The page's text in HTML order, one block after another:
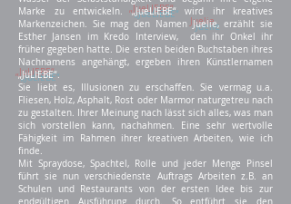
Marke zu entwickeln.„JueLIEBE“wird ihr kreatives
Markenzeichen. Sie mag den NamenJuelie, erzählt sie
Esther Jansen im Kredo Interview, den ihr Onkel ihr
früher gegeben hatte. Die ersten beiden Buchstaben ihres
Nachnamens angehängt, ergeben ihren Künstlernamen
„JuLIEBE“.
Sie liebt es, Illusionen zu erschaffen. Sie vermag u.a.
Fliesen, Holz, Asphalt, Rost oder Marmor naturgetreu nach
zu gestalten. Ihrer Meinung nach lässt sich alles, was man
sich vorstellen kann, nachahmen. Eine sehr wertvolle
Fähigkeit im Rahmen ihrer kreativen Arbeiten, wie ich
finde.
Mit Spraydose, Spachtel, Rolle und jeder Menge Pinsel
führt sie nun verschiedenste Auftrags Arbeiten z.B. an
Schulen und Restaurants von der ersten Idee bis zur